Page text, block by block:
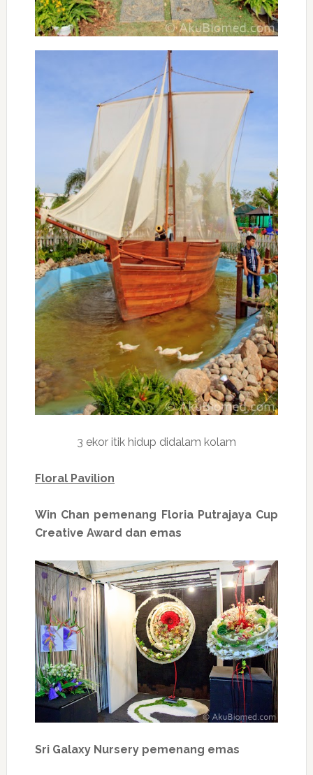
3 ekor itik hidup didalam kolam
Floral Pavilion
Win Chan pemenang Floria Putrajaya Cup
Creative Award dan emas
Sri Galaxy Nursery pemenang emas